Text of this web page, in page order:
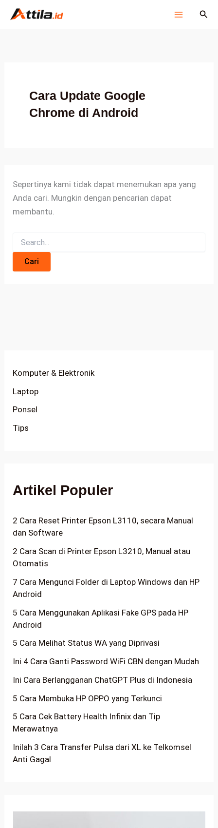
Lewati
Cari
Cara Update Google
Chrome di Android
Sepertinya kami tidak dapat menemukan apa yang
Anda cari. Mungkin dengan pencarian dapat
membantu.
untuk:
Komputer & Elektronik
Laptop
Ponsel
Tips
Artikel Populer
2 Cara Reset Printer Epson L3110, secara Manual
dan Software
2 Cara Scan di Printer Epson L3210, Manual atau
Otomatis
7 Cara Mengunci Folder di Laptop Windows dan HP
Android
5 Cara Menggunakan Aplikasi Fake GPS pada HP
Android
5 Cara Melihat Status WA yang Diprivasi
Ini 4 Cara Ganti Password WiFi CBN dengan Mudah
Ini Cara Berlangganan ChatGPT Plus di Indonesia
5 Cara Membuka HP OPPO yang Terkunci
5 Cara Cek Battery Health Infinix dan Tip
Merawatnya
Inilah 3 Cara Transfer Pulsa dari XL ke Telkomsel
Anti Gagal